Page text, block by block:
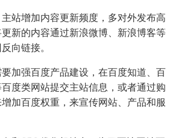
站增加内容更新频度，多对外发布高
新的内容通过新浪微博、新浪博客等
向链接。
加强百度产品建设，在百度知道、百
度类网站提交主站信息，或者通过购
加百度权重，来宣传网站、产品和服